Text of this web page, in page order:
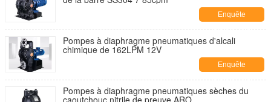
Enquête
maintenant
Pompes à diaphragme pneumatiques d'alcali
chimique de 162LPM 12V
Enquête
maintenant
Pompes à diaphragme pneumatiques sèches du
caoutchouc nitrile de preuve ARO